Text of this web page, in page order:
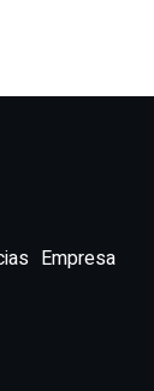
Empresa